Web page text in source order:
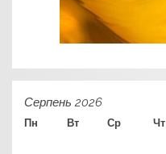
Серпень 2026
Пн Вт Ср Чт